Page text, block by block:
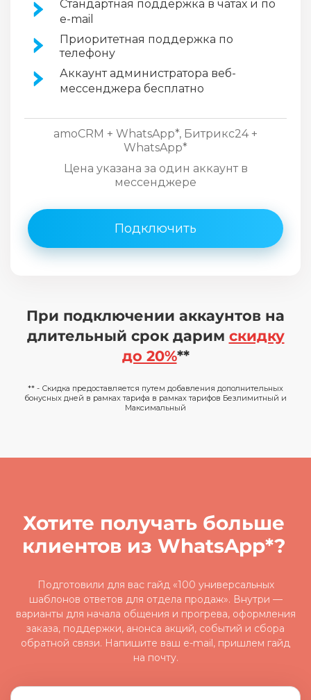
Стандартная поддержка в чатах и по
e-mail
Приоритетная поддержка по
телефону
Аккаунт администратора веб-
мессенджера бесплатно
amoCRM + WhatsApp*, Битрикс24 +
WhatsApp*
Цена указана за один аккаунт в
мессенджере
Подключить
При подключении аккаунтов на
длительный срок дарим скидку
до 20%**
** - Скидка предоставляется путем добавления дополнительных
бонусных дней в рамках тарифа в рамках тарифов Безлимитный и
Максимальный
Хотите получать больше
клиентов из WhatsApp*?
Подготовили для вас гайд «100 универсальных
шаблонов ответов для отдела продаж». Внутри —
варианты для начала общения и прогрева, оформления
заказа, поддержки, анонса акций, событий и сбора
обратной связи. Напишите ваш e-mail, пришлем гайд
на почту.